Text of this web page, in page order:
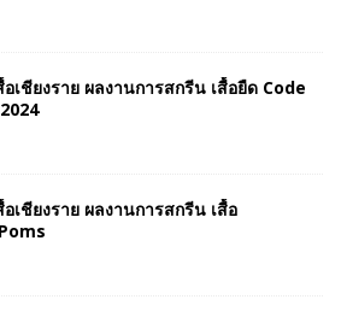
อเชียงราย ผลงานการสกรีน เสื้อยืด Code
อเชียงราย ผลงานการสกรีน เสื้อ